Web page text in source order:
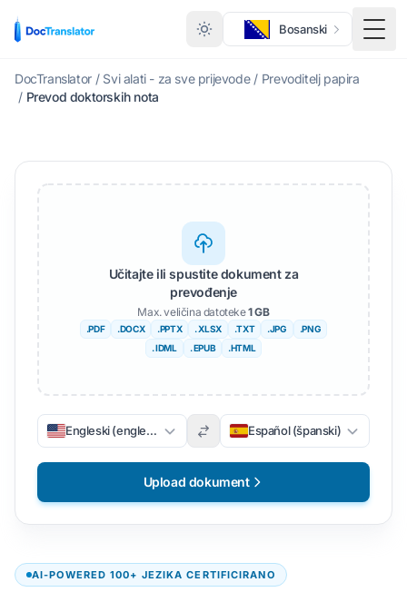
Bosanski
DocTranslator / Svi alati - za sve prijevode / Prevoditelj papira
/ Prevod doktorskih nota
AI-POWERED 100+ JEZIKA CERTIFICIRANO
Učitajte ili spustite dokument za
prevođenje
Max. veličina datoteke1 GB
.PDF .DOCX .PPTX . XLSX .TXT .JPG
.PNG
. IDML
. EPUB .HTML
Engleski (engleski) Español (španski)
Upload dokument